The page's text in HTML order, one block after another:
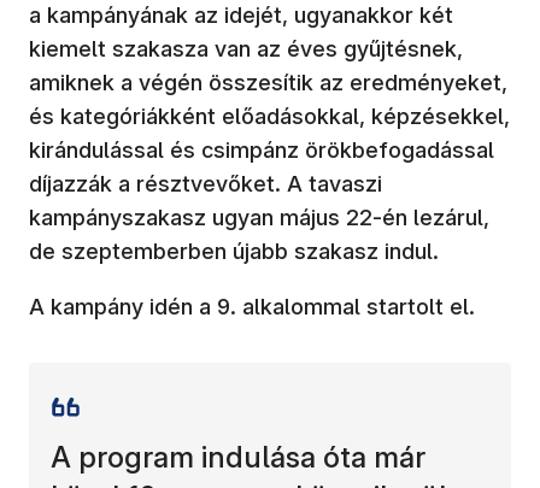
a kampányának az idejét, ugyanakkor két
kiemelt szakasza van az éves gyűjtésnek,
amiknek a végén összesítik az eredményeket,
és kategóriákként előadásokkal, képzésekkel,
kirándulással és csimpánz örökbefogadással
díjazzák a résztvevőket. A tavaszi
kampányszakasz ugyan május 22-én lezárul,
de szeptemberben újabb szakasz indul.
A kampány idén a 9. alkalommal startolt el.
A program indulása óta már